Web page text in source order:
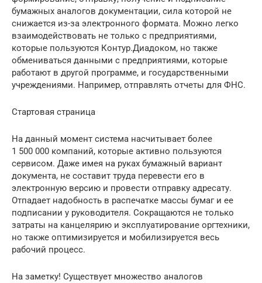
бумажных аналогов документации, сила которой не
снижается из-за электронного формата. Можно легко
взаимодействовать не только с предприятиями,
которые пользуются Контур.Диадоком, но также
обмениваться данными с предприятиями, которые
работают в другой программе, и государственными
учреждениями. Например, отправлять отчеты для ФНС.
Стартовая страница
На данный момент система насчитывает более
1 500 000 компаний, которые активно пользуются
сервисом. Даже имея на руках бумажный вариант
документа, не составит труда перевести его в
электронную версию и провести отправку адресату.
Отпадает надобность в распечатке массы бумаг и ее
подписании у руководителя. Сокращаются не только
затраты на канцелярию и эксплуатирование оргтехники,
но также оптимизируется и мобилизируется весь
рабочий процесс.
На заметку! Существует множество аналогов